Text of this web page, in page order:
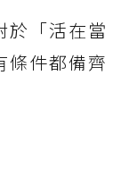
於「活在當
條件都備齊